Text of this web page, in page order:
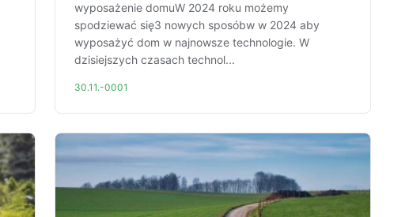
wyposażenie domuW 2024 roku możemy
spodziewać się3 nowych sposóbw w 2024 aby
wyposażyć dom w najnowsze technologie. W
dzisiejszych czasach technol...
30.11.-0001